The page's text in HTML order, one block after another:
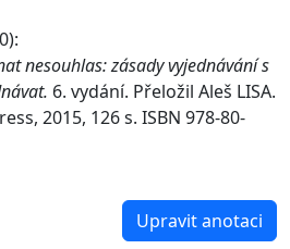
nesouhlas: zásady vyjednávání s
6. vydání. Přeložil Aleš LISA.
2015, 126 s. ISBN 978-80-
Upravit anotaci